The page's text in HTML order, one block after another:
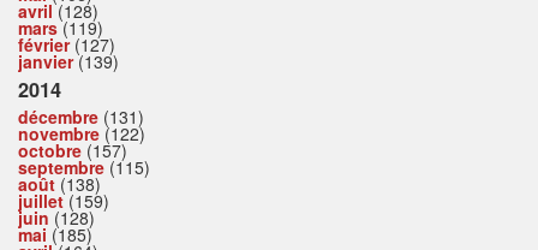
avril(128)
mars(119)
février(127)
janvier(139)
2014
décembre (131)
novembre (122)
octobre (157)
septembre (115)
août (138)
juillet(159)
juin (128)
mai (185)